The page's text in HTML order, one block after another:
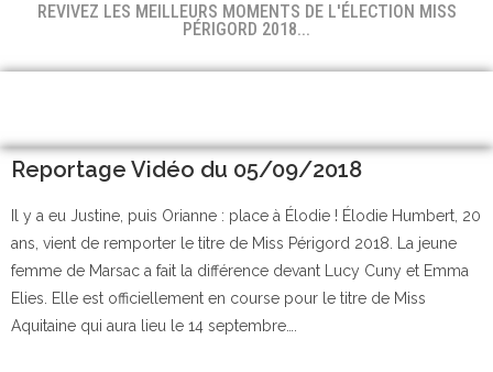
REVIVEZ LES MEILLEURS MOMENTS DE L'ÉLECTION MISS
PÉRIGORD 2018...
Reportage Vidéo du 05/09/2018
Il y a eu Justine, puis Orianne : place à Élodie ! Élodie Humbert, 20
ans, vient de remporter le titre de Miss Périgord 2018. La jeune
femme de Marsac a fait la différence devant Lucy Cuny et Emma
Elies. Elle est officiellement en course pour le titre de Miss
Aquitaine qui aura lieu le 14 septembre….